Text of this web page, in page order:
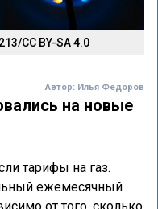
CC BY-SA 4.0
Автор: Илья Федоров
на новые
тарифы на газ.
ежемесячный